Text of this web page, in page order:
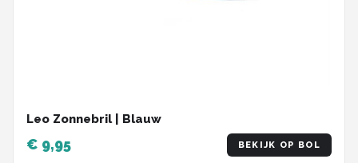
Leo Zonnebril | Blauw
€ 9,95 BEKIJK OP BOL